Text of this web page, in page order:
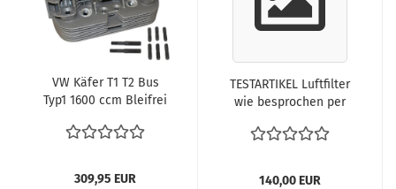
VW Käfer T1 T2 Bus
Typ1 1600 ccm Bleifrei
044 Zylinderkopf Typ1
komplett Neu
309,95 EUR
TESTARTIKEL Luftfilter
wie besprochen per
140,00 EUR